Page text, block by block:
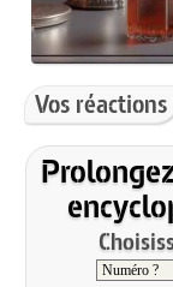
Vos réactions